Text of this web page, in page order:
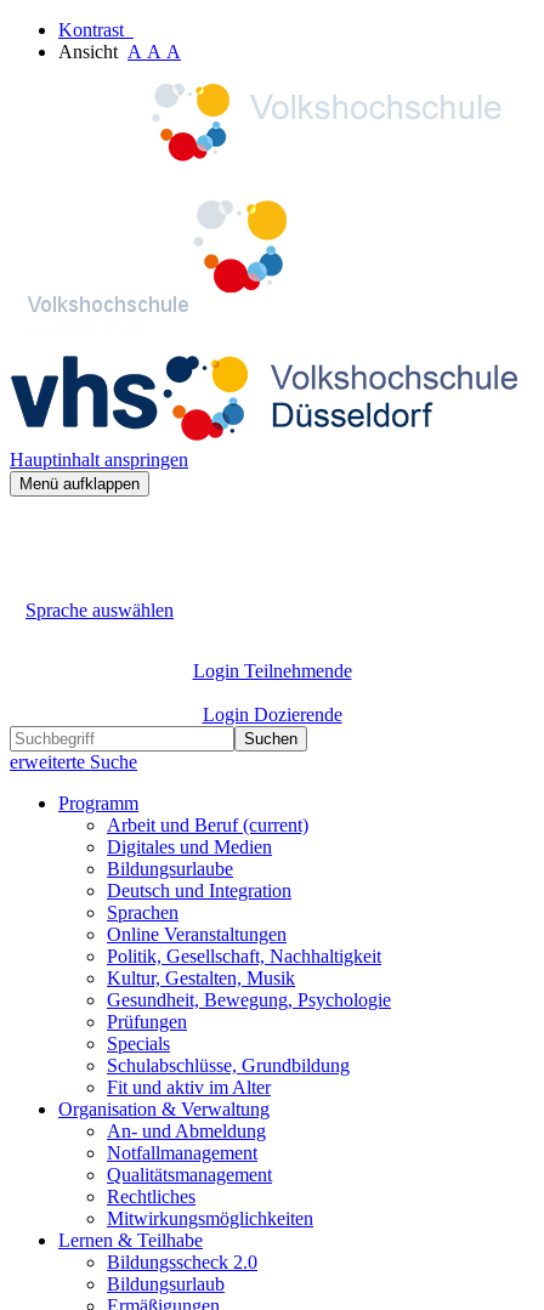
Kontrast
Ansicht A A A
Hauptinhalt anspringen
Menü aufklappen
Sprache auswählen
Login Teilnehmende
Login Dozierende
Suchen
erweiterte Suche
Programm
Arbeit und Beruf(current)
Digitales und Medien
Bildungsurlaube
Deutsch und Integration
Sprachen
Online Veranstaltungen
Politik, Gesellschaft, Nachhaltigkeit
Kultur, Gestalten, Musik
Gesundheit, Bewegung, Psychologie
Prüfungen
Specials
Schulabschlüsse, Grundbildung
Fit und aktiv im Alter
Organisation & Verwaltung
An- und Abmeldung
Notfallmanagement
Qualitätsmanagement
Rechtliches
Mitwirkungsmöglichkeiten
Lernen & Teilhabe
Bildungsscheck 2.0
Bildungsurlaub
Ermäßigungen